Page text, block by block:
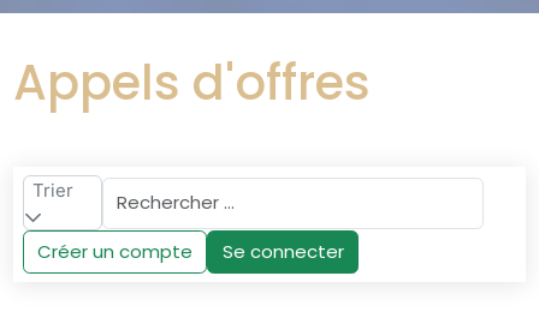
Appels d'offres
Trier
Créer un compte Se connecter